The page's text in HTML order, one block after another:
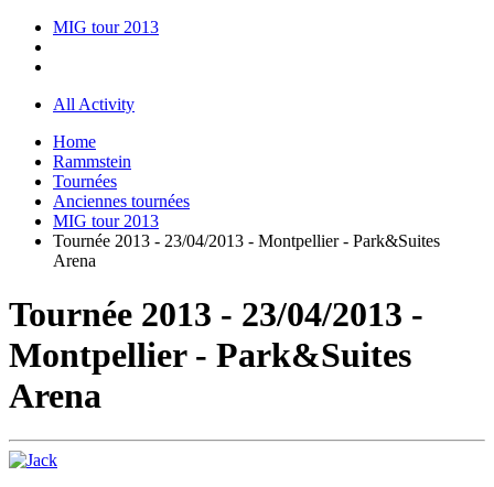
MIG tour 2013
All Activity
Home
Rammstein
Tournées
Anciennes tournées
MIG tour 2013
Tournée 2013 - 23/04/2013 - Montpellier - Park&Suites
Arena
Tournée 2013 - 23/04/2013 -
Montpellier - Park&Suites
Arena